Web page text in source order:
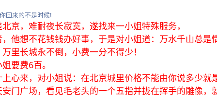
回来的不是时候!
京，难耐夜长寂寞，遂找来一小姐特殊服务，
他想不花钱钱办好事，于是对小姐道：万水千山总是
里长城永不倒，小费一分不得少！
要费6百。
心来，对小姐说：在北京城里价格不能由你说多少
门广场，看见毛老头的一个五指并拢在挥手的雕像，